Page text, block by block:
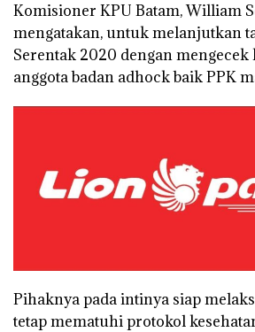
Komisioner KPU Batam, William
mengatakan, untuk melanjutkan
Serentak 2020 dengan
anggota badan adhock baik PPK
Pihaknya pada intinya siap
tetap mematuhi protokol